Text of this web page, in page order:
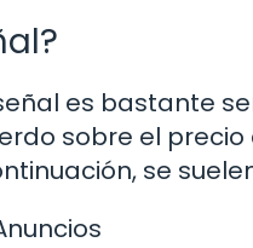
es bastante
sobre el
se